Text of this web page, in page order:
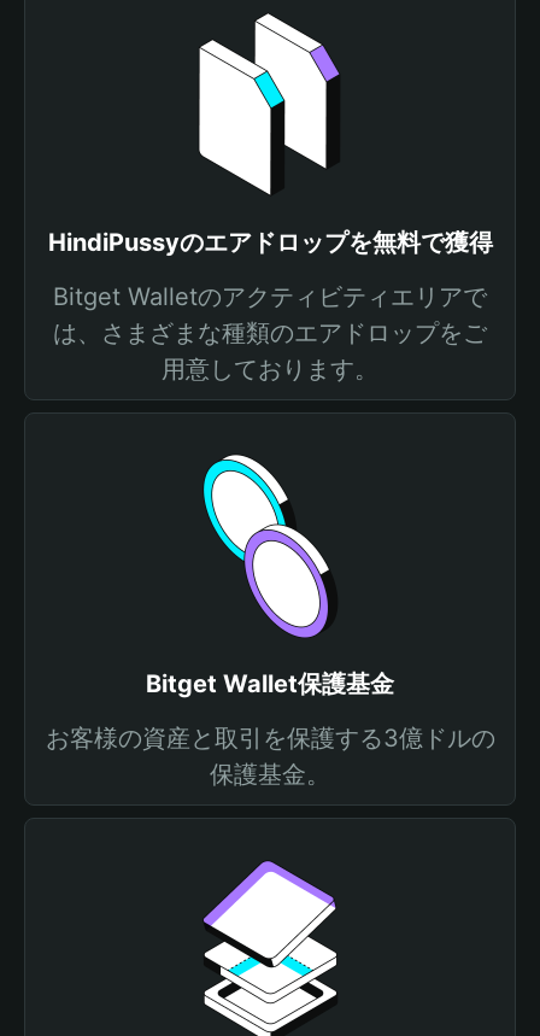
HindiPussyのエアドロップを無料で獲得
Bitget Walletのアクティビティエリアで
は、さまざまな種類のエアドロップをご
用意しております。
Bitget Wallet保護基金
お客様の資産と取引を保護する3億ドルの
保護基金。